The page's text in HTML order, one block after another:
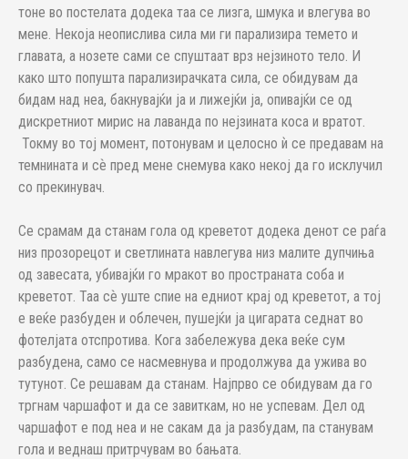
тоне во постелата додека таа се лизга, шмука и влегува во
мене. Некоја неопислива сила ми ги парализира темето и
главата, а нозете сами се спуштаат врз нејзиното тело. И
како што попушта парализирачката сила, се обидувам да
бидам над неа, бакнувајќи ја и лижејќи ја, опивајќи се од
дискретниот мирис на лаванда по нејзината коса и вратот.
Токму во тој момент, потонувам и целосно ѝ се предавам на
темнината и сѐ пред мене снемува како некој да го исклучил
со прекинувач.
Се срамам да станам гола од креветот додека денот се раѓа
низ прозорецот и светлината навлегува низ малите дупчиња
од завесата, убивајќи го мракот во пространата соба и
креветот. Таа сѐ уште спие на едниот крај од креветот, а тој
е веќе разбуден и облечен, пушејќи ја цигарата седнат во
фотелјата отспротива. Кога забележува дека веќе сум
разбудена, само се насмевнува и продолжува да ужива во
тутунот. Се решавам да станам. Најпрво се обидувам да го
тргнам чаршафот и да се завиткам, но не успевам. Дел од
чаршафот е под неа и не сакам да ја разбудам, па станувам
гола и веднаш притрчувам во бањата.